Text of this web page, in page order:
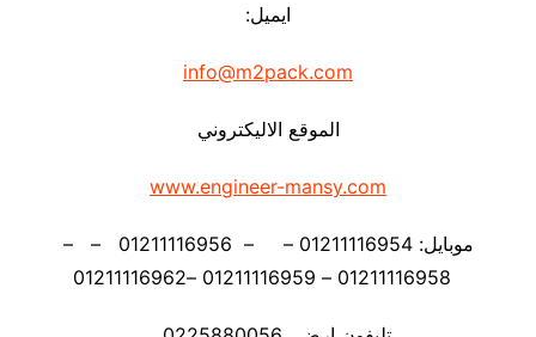
ايميل:
info@m2pack.com
الموقع الاليكتروني
www.engineer-mansy.com
موبايل: 01211116954 – – 01211116956 – –